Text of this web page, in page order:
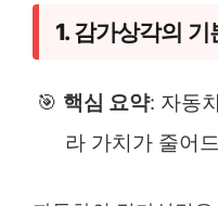
1. 감가상각의
🎯 핵심 요약: 자동
라 가치가 줄어